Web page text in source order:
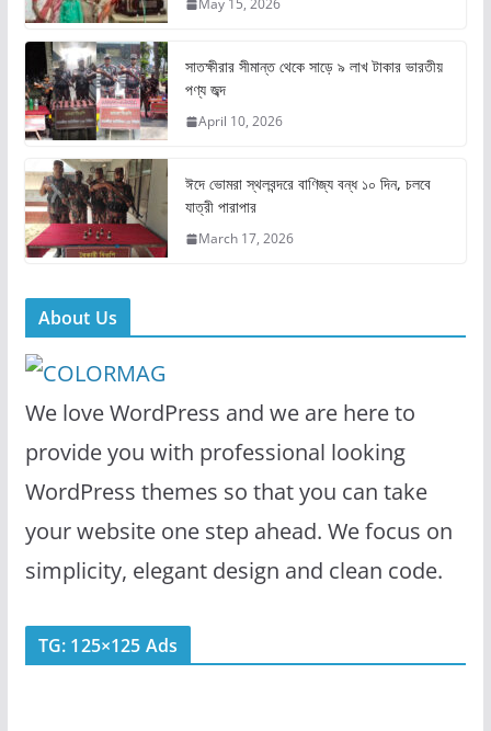
o
o
k
o
n
May 15, 2026
সাতক্ষীরার সীমান্ত থেকে সাড়ে ৯ লাখ টাকার ভারতীয়
পণ্য জব্দ
April 10, 2026
ঈদে ভোমরা স্থলবন্দরে বাণিজ্য বন্ধ ১০ দিন, চলবে
যাত্রী পারাপার
March 17, 2026
About Us
We love WordPress and we are here to
provide you with professional looking
WordPress themes so that you can take
your website one step ahead. We focus on
simplicity, elegant design and clean code.
TG: 125×125 Ads